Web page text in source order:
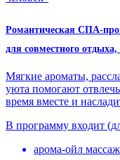
Романтическая СПА-
для совместного
Мягкие ароматы,
уюта помогают
время вместе и
В программу входит
арома-ойл массаж